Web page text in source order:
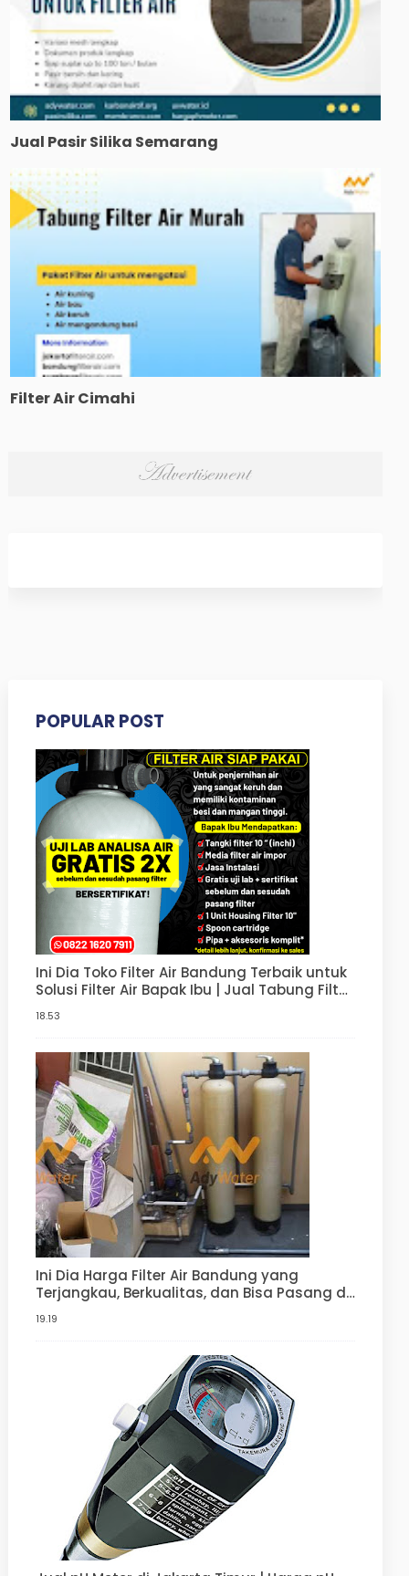
Jual Pasir Silika Semarang
Filter Air Cimahi
POPULAR POST
Ini Dia Toko Filter Air Bandung Terbaik untuk
Solusi Filter Air Bapak Ibu | Jual Tabung Filter
Sumur Murah
18.53
Ini Dia Harga Filter Air Bandung yang
Terjangkau, Berkualitas, dan Bisa Pasang di
ady water
19.19